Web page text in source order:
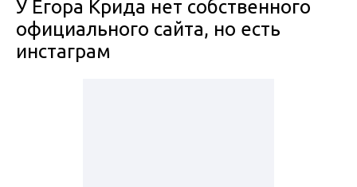
У Егора Крида нет собственного
официального сайта, но есть
инстаграм